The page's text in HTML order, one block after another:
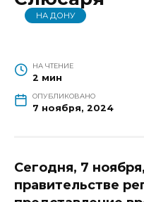
НА ДОНУ
НА ЧТЕНИЕ
2 мин
ОПУБЛИКОВАНО
7 ноября, 2024
Сегодня, 7
правительстве